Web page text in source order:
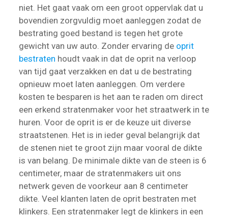
niet. Het gaat vaak om een groot oppervlak dat u
bovendien zorgvuldig moet aanleggen zodat de
bestrating goed bestand is tegen het grote
gewicht van uw auto. Zonder ervaring de oprit
bestraten houdt vaak in dat de oprit na verloop
van tijd gaat verzakken en dat u de bestrating
opnieuw moet laten aanleggen. Om verdere
kosten te besparen is het aan te raden om direct
een erkend stratenmaker voor het straatwerk in te
huren. Voor de oprit is er de keuze uit diverse
straatstenen. Het is in ieder geval belangrijk dat
de stenen niet te groot zijn maar vooral de dikte
is van belang. De minimale dikte van de steen is 6
centimeter, maar de stratenmakers uit ons
netwerk geven de voorkeur aan 8 centimeter
dikte. Veel klanten laten de oprit bestraten met
klinkers. Een stratenmaker legt de klinkers in een